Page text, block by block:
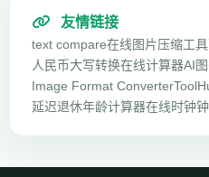
友情链接
text compare在线图片压缩工具
人民币大写转换在线计算器AI
Image Format Converter
延迟退休年龄计算器在线时钟